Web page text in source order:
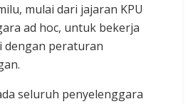
mulai dari jajaran KPU
ad hoc, untuk bekerja
dengan peraturan
seluruh penyelenggara